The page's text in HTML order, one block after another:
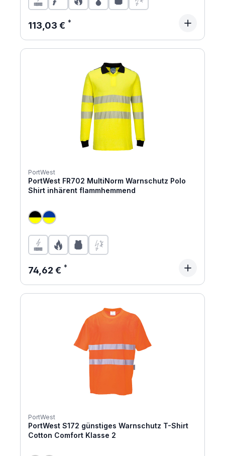
Regulärer Preis:
113,03 €
PortWest
PortWest FR702 MultiNorm Warnschutz Polo
Shirt inhärent flammhemmend
Regulärer Preis:
74,62 €
PortWest
PortWest S172 günstiges Warnschutz T-Shirt
Cotton Comfort Klasse 2